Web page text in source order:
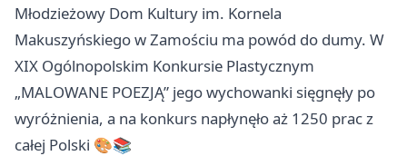
Młodzieżowy Dom Kultury im. Kornela
Makuszyńskiego w Zamościu ma powód do dumy. W
XIX Ogólnopolskim Konkursie Plastycznym
„MALOWANE POEZJĄ” jego wychowanki sięgnęły po
wyróżnienia, a na konkurs napłynęło aż 1250 prac z
całej Polski 🎨📚